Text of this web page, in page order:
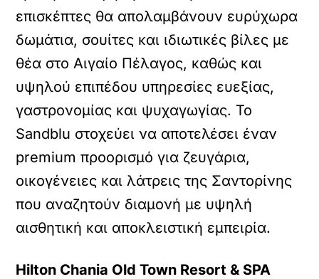
επισκέπτες θα απολαμβάνουν ευρύχωρα
δωμάτια, σουίτες και ιδιωτικές βίλες με
θέα στο Αιγαίο Πέλαγος, καθώς και
υψηλού επιπέδου υπηρεσίες ευεξίας,
γαστρονομίας και ψυχαγωγίας. Το
Sandblu στοχεύει να αποτελέσει έναν
premium προορισμό για ζευγάρια,
οικογένειες και λάτρεις της Σαντορίνης
που αναζητούν διαμονή με υψηλή
αισθητική και αποκλειστική εμπειρία.
Hilton Chania Old Town Resort & SPA